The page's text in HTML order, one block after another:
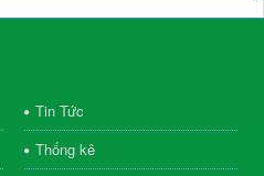
Tin Tức
Thống kê